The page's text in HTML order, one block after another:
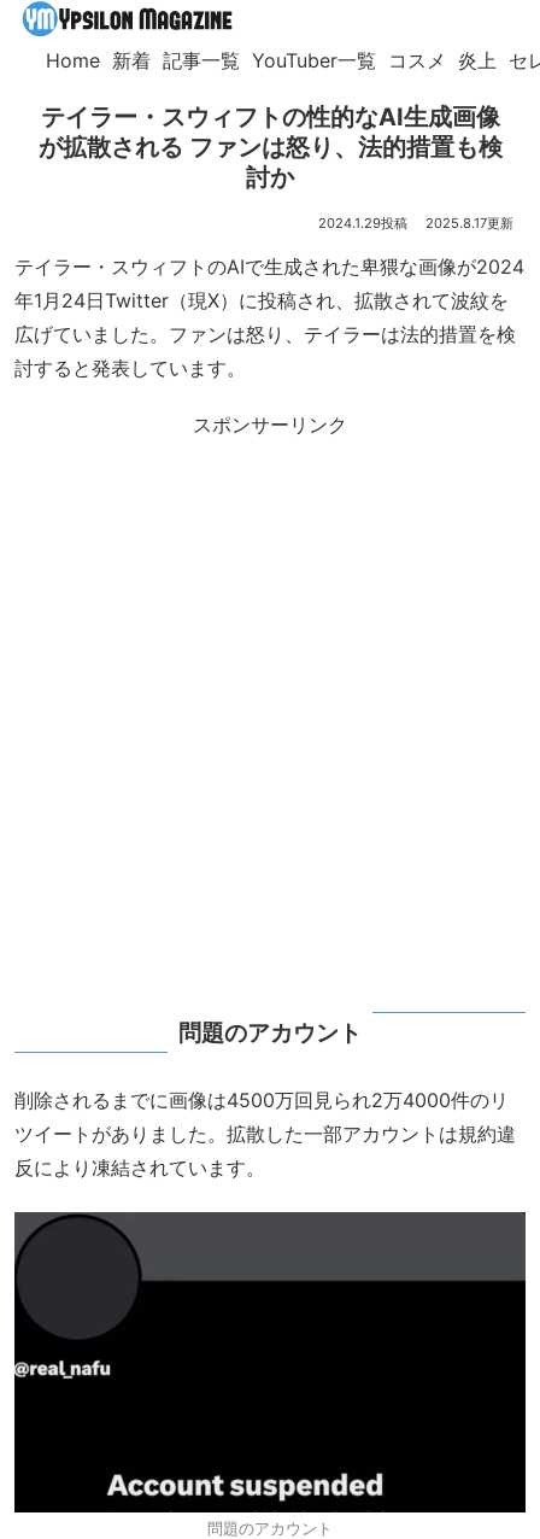
Home 新着 記事一覧 YouTuber一覧 コスメ 炎上 セ
テイラー・スウィフトの性的なAI生成画像
が拡散される ファンは怒り、法的措置も検
討か
2024.1.29 2025.8.17
テイラー・スウィフトのAIで生成された卑猥な画像が2024
年1月24日Twitter（現X）に投稿され、拡散されて波紋を
広げていました。ファンは怒り、テイラーは法的措置を検
討すると発表しています。
スポンサーリンク
問題のアカウント
削除されるまでに画像は4500万回見られ2万4000件のリ
ツイートがありました。拡散した一部アカウントは規約違
反により凍結されています。
問題のアカウント